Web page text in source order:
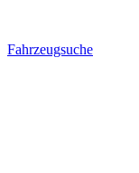
Fahrzeugsuche